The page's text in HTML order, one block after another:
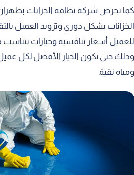
كما تحرص شركة نظافة الخزانات
الخزانات بشكل دوري وتزويد العميل
للعميل أسعار تنافسية وخيارات تتناسب
وذلك حتى نكون الخيار الأفضل لكل
ومياه نقية.